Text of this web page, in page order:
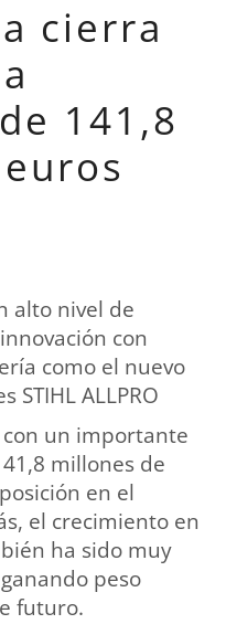
cierra
141,8
alto nivel de
con
como el nuevo
STIHL ALLPRO
con un importante
millones de
en el
el crecimiento en
ha sido muy
peso
futuro.